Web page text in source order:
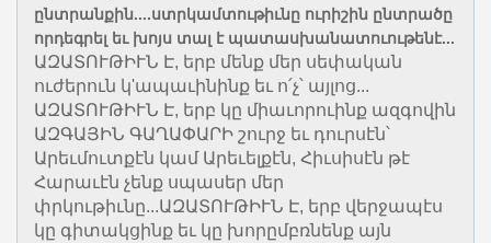
ընտրանքին....ստրկամտութիւնը ուրիշին ընտրածը
որդեգրել եւ խոյս տալ է պատասխանատուութենէ...
ԱԶԱՏՈՒԹԻՒՆ Է, երբ մենք մեր սեփական
ուժերուն կ'ապաւինինք եւ ո՛չ՝ այլոց...
ԱԶԱՏՈՒԹԻՒՆ Է, երբ կը միաւորուինք ազգովին
ԱԶԳԱՅԻՆ ԳԱՂԱՓԱՐԻ շուրջ եւ դուրսէն՝
Արեւմուտքէն կամ Արեւելքէն, Հիւսիսէն թէ
Հարաւէն չենք սպասեր մեր
փրկութիւնը...ԱԶԱՏՈՒԹԻՒՆ Է, երբ վերջապէս
կը գիտակցինք եւ կը խորըմբռնենք այն